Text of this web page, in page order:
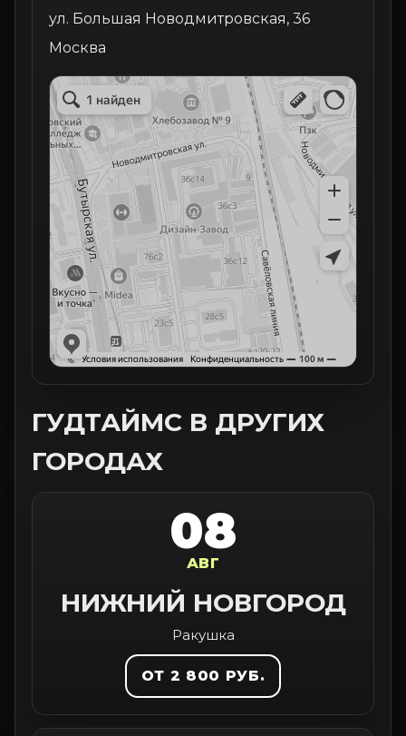
ул. Большая Новодмитровская, 36
Москва
ГУДТАЙМС В ДРУГИХ
ГОРОДАХ
08
АВГ
НИЖНИЙ НОВГОРОД
Ракушка
ОТ 2 800 РУБ.